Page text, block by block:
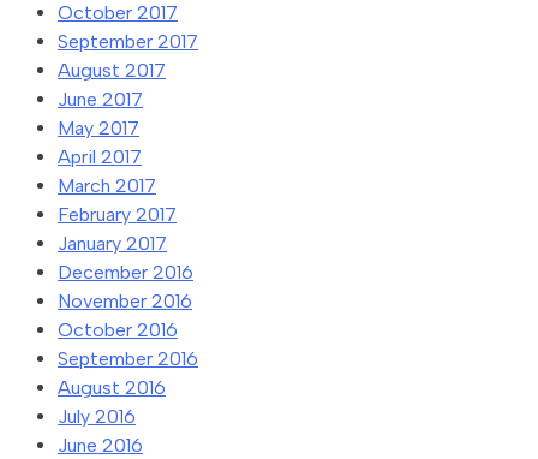
October 2017
September 2017
August 2017
June 2017
May 2017
April 2017
March 2017
February 2017
January 2017
December 2016
November 2016
October 2016
September 2016
August 2016
July 2016
June 2016